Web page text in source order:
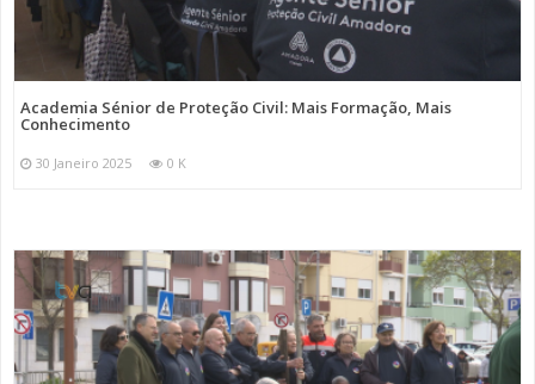
Academia Sénior de Proteção Civil: Mais Formação, Mais
Conhecimento
30 Janeiro 2025 0 K